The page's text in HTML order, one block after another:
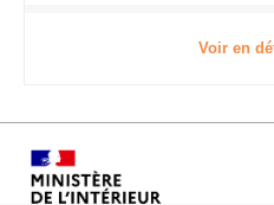
Voir en